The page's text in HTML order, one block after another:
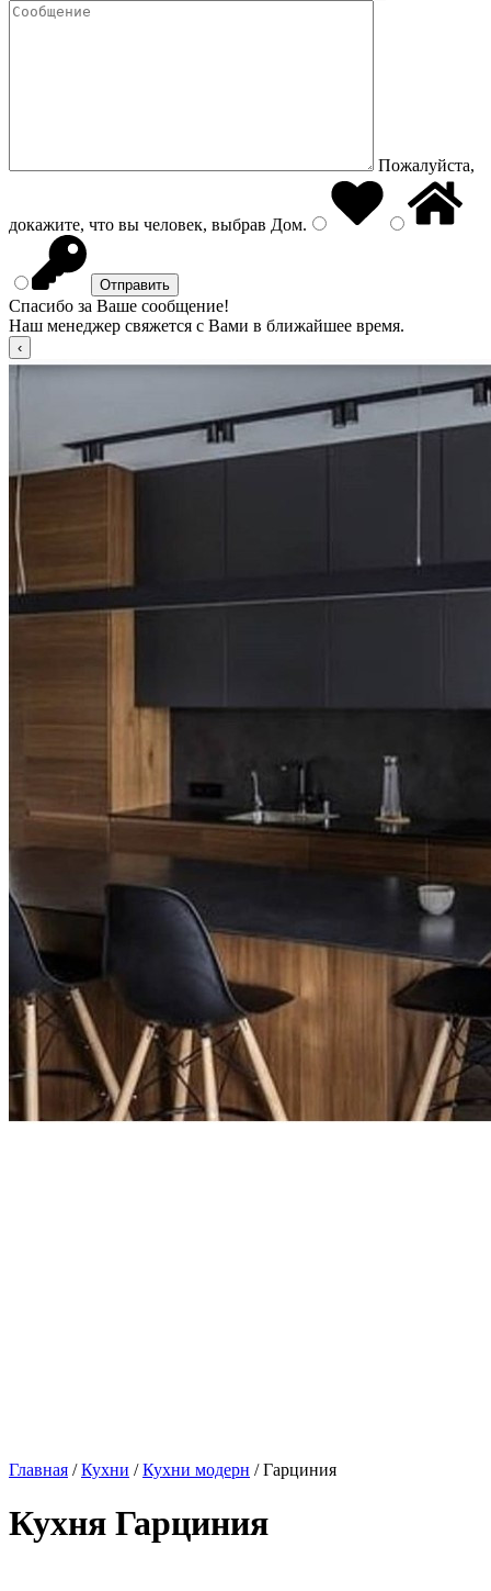
Пожалуйста,
докажите, что вы человек, выбрав Дом.
Спасибо за Ваше сообщение!
Наш менеджер свяжется с Вами в ближайшее время.
Главная /Кухни /Кухни модерн / Гарциния
Кухня Гарциния